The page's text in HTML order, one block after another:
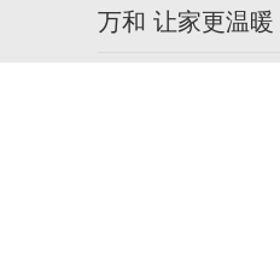
万和 让家更温暖